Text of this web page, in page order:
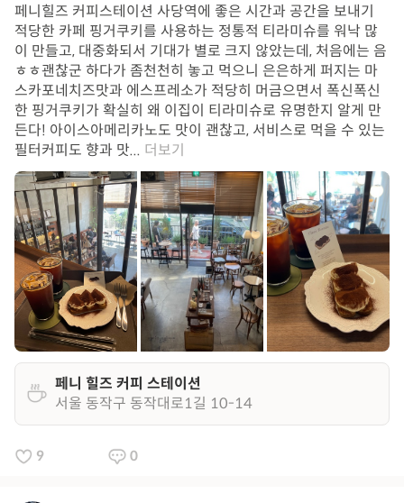
페니힐즈 커피스테이션 사당역에 좋은 시간과 공간을 보내기
적당한 카페 핑거쿠키를 사용하는 정통적 티라미슈를 워낙 많
이 만들고, 대중화되서 기대가 별로 크지 않았는데, 처음에는 음
ㅎㅎ괜찮군 하다가 좀천천히 놓고 먹으니 은은하게 퍼지는 마
스카포네치즈맛과 에스프레소가 적당히 머금으면서 폭신폭신
한 핑거쿠키가 확실히 왜 이집이 티라미슈로 유명한지 알게 만
든다! 아이스아메리카노도 맛이 괜찮고, 서비스로 먹을 수 있는
필터커피도 향과 맛... 더보기
페니 힐즈 커피 스테이션
서울 동작구 동작대로1길 10-14
9 0